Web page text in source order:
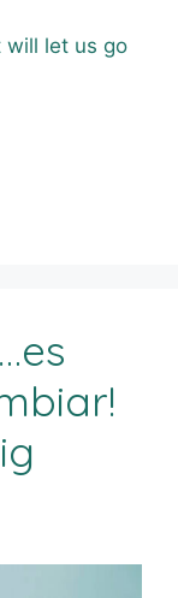
will let us go